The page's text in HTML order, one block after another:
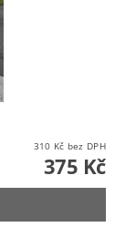
310 Kč bez DPH
375 Kč